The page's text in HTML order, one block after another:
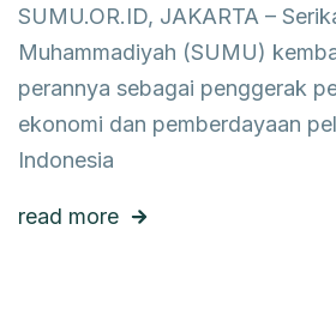
SUMU.OR.ID, JAKARTA –
Muhammadiyah (SUMU)
perannya sebagai penggerak
ekonomi dan pemberdayaan
Indonesia
read more